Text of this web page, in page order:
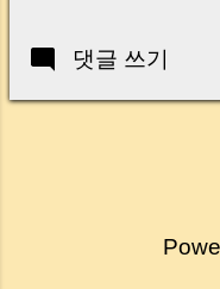
사실은 ‘구조’를
서 오늘은 잔금일
는지, 왜 사고가 나
Introduction (Tap
에요.
미터
댓글 쓰기